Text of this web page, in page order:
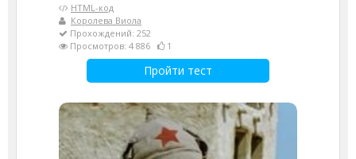
HTML-код
Королева Виола
Прохождений: 252
Просмотров: 4 886
1
Пройти тест